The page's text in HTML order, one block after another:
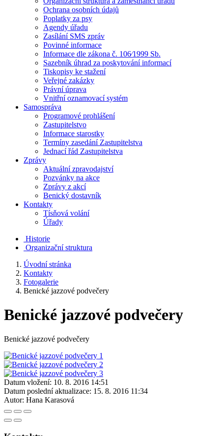
Ochrana osobních údajů
Poplatky za psy
Agendy úřadu
Zasílání SMS zpráv
Povinné informace
Informace dle zákona č. 106⁄1999 Sb.
Sazebník úhrad za poskytování informací
Tiskopisy ke stažení
Veřejné zakázky
Právní úprava
Vnitřní oznamovací systém
Samospráva
Programové prohlášení
Zastupitelstvo
Informace starostky
Termíny zasedání Zastupitelstva
Jednací řád Zastupitelstva
Zprávy
Aktuální zpravodajství
Pozvánky na akce
Zprávy z akcí
Benický dostavník
Kontakty
Tísňová volání
Úřady
Historie
Organizační struktura
Úvodní stránka
Kontakty
Fotogalerie
Benické jazzové podvečery
Benické jazzové podvečery
Benické jazzové podvečery
Datum vložení: 10. 8. 2016 14:51
Datum poslední aktualizace: 15. 8. 2016 11:34
Autor: Hana Karasová